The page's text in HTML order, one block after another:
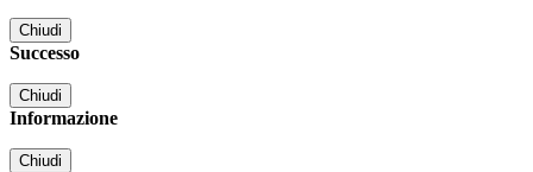
Chiudi
Successo
Chiudi
Informazione
Chiudi